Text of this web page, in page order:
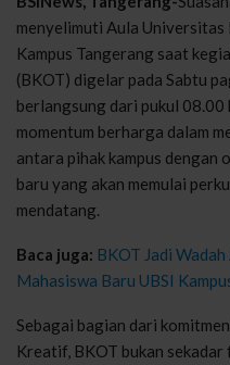
menyelimuti Aula Universitas
Kampus Tangerang saat
(BKOT) digelar pada Sabtu
berlangsung dari pukul
momentum berharga dalam
antara pihak kampus dengan
baru yang akan memulai
mendatang.
Baca juga: BKOT Jadi
Mahasiswa Baru UBSI
Sebagai bagian dari
Kreatif, BKOT bukan